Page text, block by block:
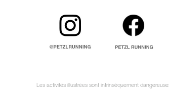
Les activités illustrées sont intrinsèquement